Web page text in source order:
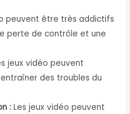
peuvent être très addictifs
perte de contrôle et une
jeux vidéo peuvent
des troubles du
: Les jeux vidéo peuvent